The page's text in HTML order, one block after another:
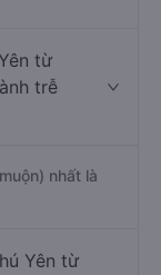
từ
trễ
nhất là
Yên từ